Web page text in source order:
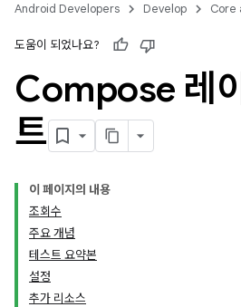
Android Developers Develop Core
도움이 되었나요?
Compose 레
트
이 페이지의 내용
조회수
주요 개념
테스트 요약본
설정
추가 리소스